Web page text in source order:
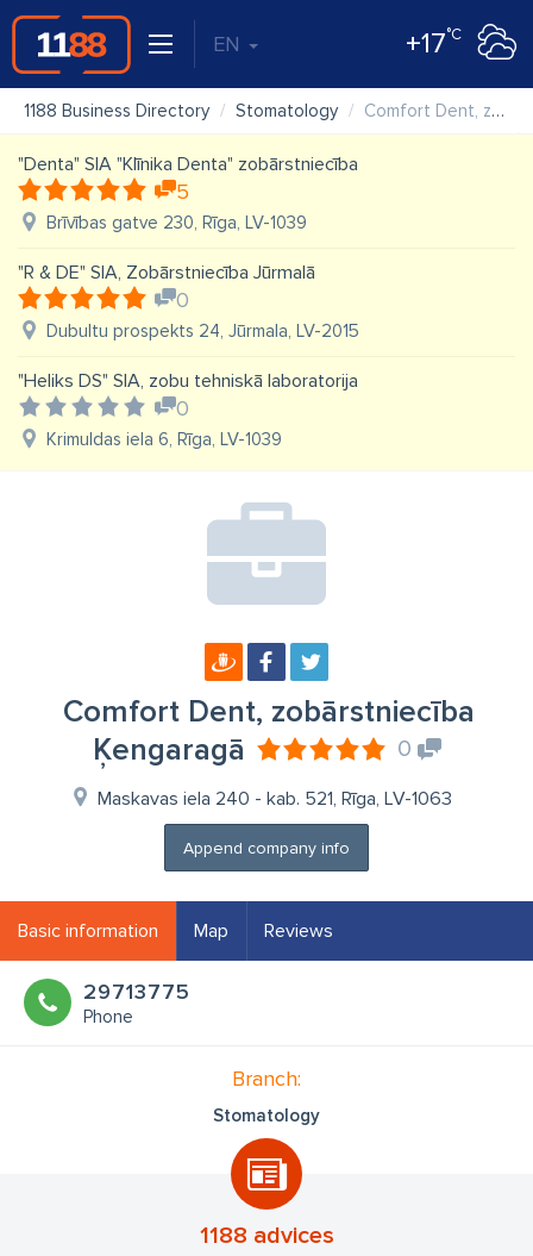
EN +17°C
1188 Business Directory Stomatology Comfort Dent, zobārstniecība Ķengaragā
"Denta" SIA "Klīnika Denta" zobārstniecība
5
Brīvības gatve 230, Rīga, LV-1039
"R & DE" SIA, Zobārstniecība Jūrmalā
0
Dubultu prospekts 24, Jūrmala, LV-2015
"Heliks DS" SIA, zobu tehniskā laboratorija
0
Krimuldas iela 6, Rīga, LV-1039
Comfort Dent, zobārstniecība
Ķengaragā
0
Maskavas iela 240 - kab. 521, Rīga, LV-1063
Append company info
Basic information Map Reviews
29713775
Phone
Branch:
Stomatology
1188 advices